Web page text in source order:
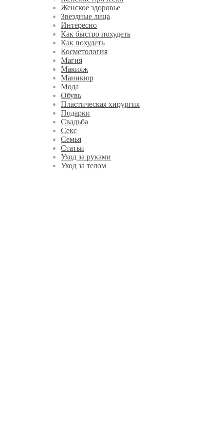
Женское здоровье
Звездные лица
Интересно
Как быстро похудеть
Как похудеть
Косметология
Магия
Макияж
Маникюр
Мода
Обувь
Пластическая хирургия
Подарки
Свадьба
Секс
Семья
Статьи
Уход за руками
Уход за телом